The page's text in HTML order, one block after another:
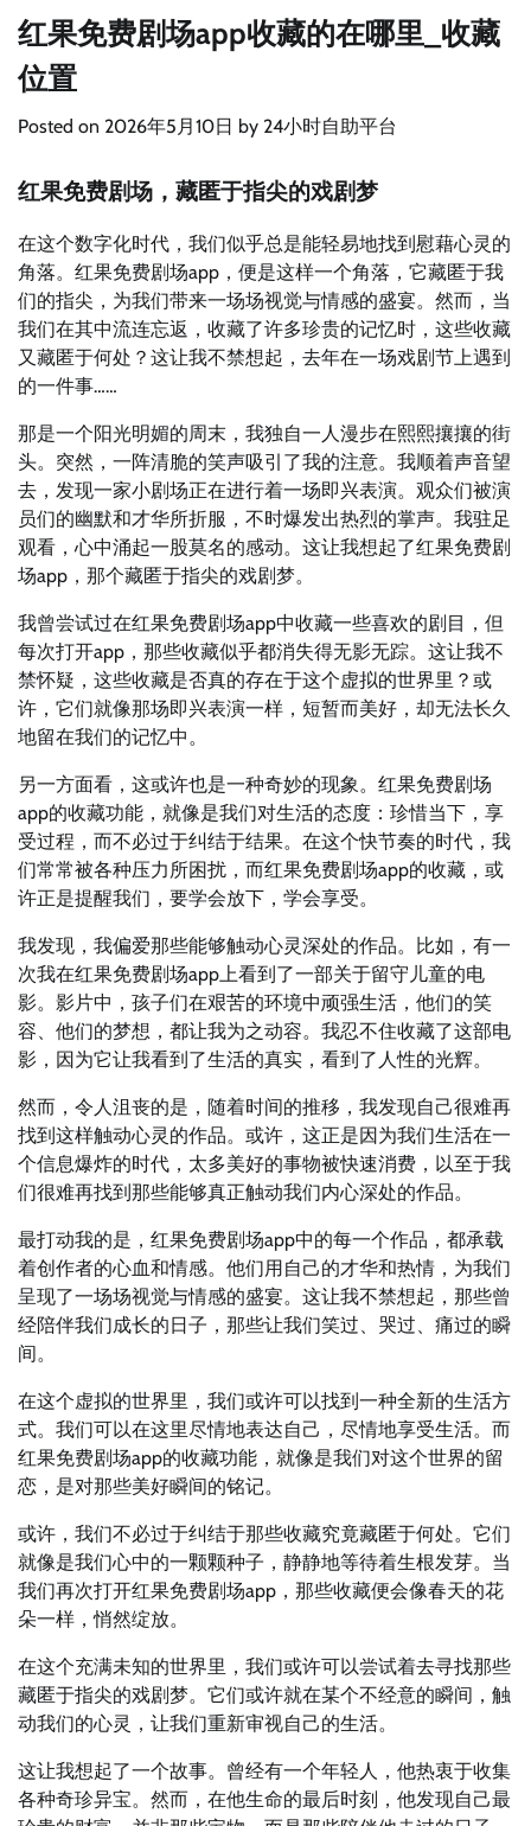
红果免费剧场app收藏的在哪里_收藏
位置
Posted on 2026年5月10日 by 24小时自助平台
红果免费剧场，藏匿于指尖的戏剧梦
在这个数字化时代，我们似乎总是能轻易地找到慰藉心灵的
角落。红果免费剧场app，便是这样一个角落，它藏匿于我
们的指尖，为我们带来一场场视觉与情感的盛宴。然而，当
我们在其中流连忘返，收藏了许多珍贵的记忆时，这些收藏
又藏匿于何处？这让我不禁想起，去年在一场戏剧节上遇到
的一件事……
那是一个阳光明媚的周末，我独自一人漫步在熙熙攘攘的街
头。突然，一阵清脆的笑声吸引了我的注意。我顺着声音望
去，发现一家小剧场正在进行着一场即兴表演。观众们被演
员们的幽默和才华所折服，不时爆发出热烈的掌声。我驻足
观看，心中涌起一股莫名的感动。这让我想起了红果免费剧
场app，那个藏匿于指尖的戏剧梦。
我曾尝试过在红果免费剧场app中收藏一些喜欢的剧目，但
每次打开app，那些收藏似乎都消失得无影无踪。这让我不
禁怀疑，这些收藏是否真的存在于这个虚拟的世界里？或
许，它们就像那场即兴表演一样，短暂而美好，却无法长久
地留在我们的记忆中。
另一方面看，这或许也是一种奇妙的现象。红果免费剧场
app的收藏功能，就像是我们对生活的态度：珍惜当下，享
受过程，而不必过于纠结于结果。在这个快节奏的时代，我
们常常被各种压力所困扰，而红果免费剧场app的收藏，或
许正是提醒我们，要学会放下，学会享受。
我发现，我偏爱那些能够触动心灵深处的作品。比如，有一
次我在红果免费剧场app上看到了一部关于留守儿童的电
影。影片中，孩子们在艰苦的环境中顽强生活，他们的笑
容、他们的梦想，都让我为之动容。我忍不住收藏了这部电
影，因为它让我看到了生活的真实，看到了人性的光辉。
然而，令人沮丧的是，随着时间的推移，我发现自己很难再
找到这样触动心灵的作品。或许，这正是因为我们生活在一
个信息爆炸的时代，太多美好的事物被快速消费，以至于我
们很难再找到那些能够真正触动我们内心深处的作品。
最打动我的是，红果免费剧场app中的每一个作品，都承载
着创作者的心血和情感。他们用自己的才华和热情，为我们
呈现了一场场视觉与情感的盛宴。这让我不禁想起，那些曾
经陪伴我们成长的日子，那些让我们笑过、哭过、痛过的瞬
间。
在这个虚拟的世界里，我们或许可以找到一种全新的生活方
式。我们可以在这里尽情地表达自己，尽情地享受生活。而
红果免费剧场app的收藏功能，就像是我们对这个世界的留
恋，是对那些美好瞬间的铭记。
或许，我们不必过于纠结于那些收藏究竟藏匿于何处。它们
就像是我们心中的一颗颗种子，静静地等待着生根发芽。当
我们再次打开红果免费剧场app，那些收藏便会像春天的花
朵一样，悄然绽放。
在这个充满未知的世界里，我们或许可以尝试着去寻找那些
藏匿于指尖的戏剧梦。它们或许就在某个不经意的瞬间，触
动我们的心灵，让我们重新审视自己的生活。
这让我想起了一个故事。曾经有一个年轻人，他热衷于收集
各种奇珍异宝。然而，在他生命的最后时刻，他发现自己最